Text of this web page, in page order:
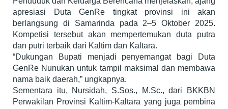
apresiasi Duta GenRe tingkat provinsi ini akan
berlangsung di Samarinda pada 2–5 Oktober 2025.
Kompetisi tersebut akan mempertemukan duta putra
dan putri terbaik dari Kaltim dan Kaltara.
“Dukungan Bupati menjadi penyemangat bagi Duta
GenRe Nunukan untuk tampil maksimal dan membawa
nama baik daerah,” ungkapnya.
Sementara itu, Nursidah, S.Sos., M.Sc., dari BKKBN
Perwakilan Provinsi Kaltim-Kaltara yang juga pembina